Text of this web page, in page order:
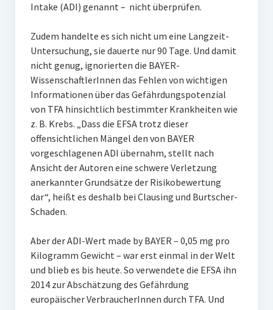
Intake (ADI) genannt – nicht überprüfen.
Zudem handelte es sich nicht um eine Langzeit-
Untersuchung, sie dauerte nur 90 Tage. Und damit
nicht genug, ignorierten die BAYER-
WissenschaftlerInnen das Fehlen von wichtigen
Informationen über das Gefährdungspotenzial
von TFA hinsichtlich bestimmter Krankheiten wie
z. B. Krebs. „Dass die EFSA trotz dieser
offensichtlichen Mängel den von BAYER
vorgeschlagenen ADI übernahm, stellt nach
Ansicht der Autoren eine schwere Verletzung
anerkannter Grundsätze der Risikobewertung
dar“, heißt es deshalb bei Clausing und Burtscher-
Schaden.
Aber der ADI-Wert made by BAYER – 0,05 mg pro
Kilogramm Gewicht – war erst einmal in der Welt
und blieb es bis heute. So verwendete die EFSA ihn
2014 zur Abschätzung des Gefährdung
europäischer VerbraucherInnen durch TFA. Und